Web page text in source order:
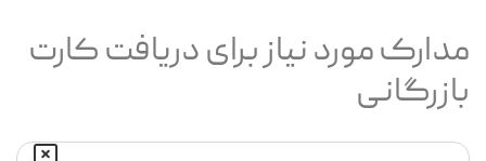
مدارک مورد نیاز برای دریافت کارت
بازرگانی